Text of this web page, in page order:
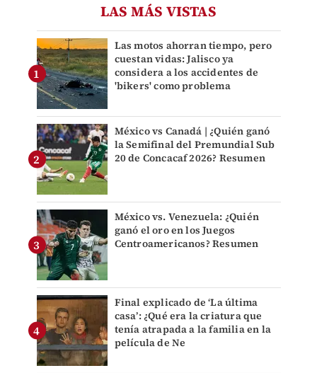
LAS MÁS VISTAS
Las motos ahorran tiempo, pero
cuestan vidas: Jalisco ya
considera a los accidentes de
'bikers' como problema
México vs Canadá | ¿Quién ganó
la Semifinal del Premundial Sub
20 de Concacaf 2026? Resumen
México vs. Venezuela: ¿Quién
ganó el oro en los Juegos
Centroamericanos? Resumen
Final explicado de ‘La última
casa’: ¿Qué era la criatura que
tenía atrapada a la familia en la
película de Ne